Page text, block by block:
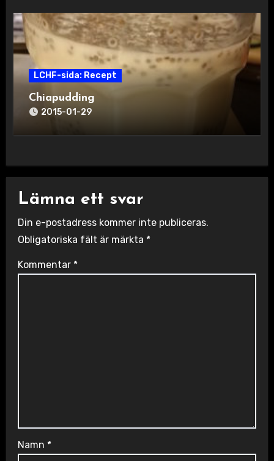
LCHF-sida: Recept
Chiapudding
2015-01-29
Lämna ett svar
Din e-postadress kommer inte publiceras.
Obligatoriska fält är märkta *
Kommentar *
Namn *